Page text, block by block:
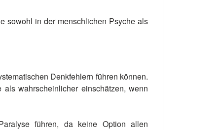
sowohl in der menschlichen Psyche als
Denkfehlern führen können.
wahrscheinlicher einschätzen, wenn
führen, da keine Option allen